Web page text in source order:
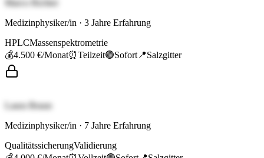
Marco Richter
Medizinphysiker/in · 3 Jahre Erfahrung
HPLCMassenspektrometrie
💰4.500 €/Monat⏰Teilzeit🟢Sofort 📍Salzgitter
Laura Braun
Medizinphysiker/in · 7 Jahre Erfahrung
QualitätssicherungValidierung